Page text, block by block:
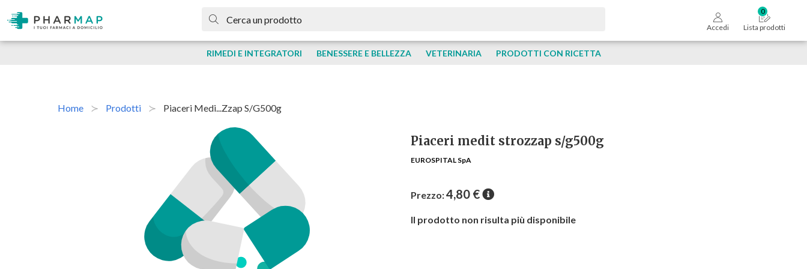
Accedi Lista prodotti
RIMEDI E INTEGRATORI BENESSERE E BELLEZZA VETERINARIA PRODOTTI CON RICETTA
Home Prodotti Piaceri Medi...zzap S/g500g
Piaceri medit strozzap s/g500g
EUROSPITAL SpA
Prezzo:4,80 €
Il prodotto non risulta più disponibile